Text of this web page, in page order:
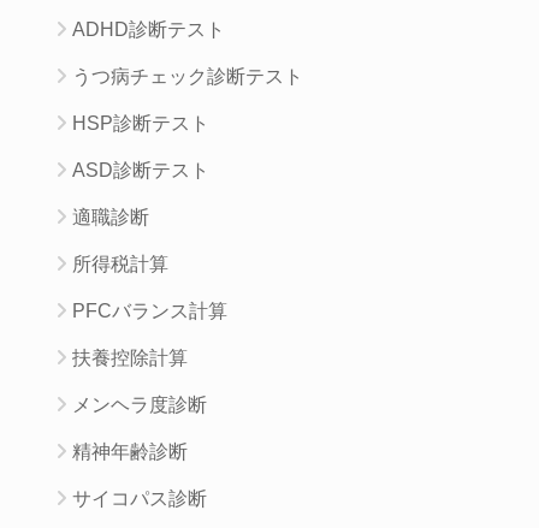
ADHD診断テスト
うつ病チェック診断テスト
HSP診断テスト
ASD診断テスト
適職診断
所得税計算
PFCバランス計算
扶養控除計算
メンヘラ度診断
精神年齢診断
サイコパス診断